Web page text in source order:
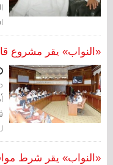
«النواب» يقر مشروع
«النواب» يقر شرط